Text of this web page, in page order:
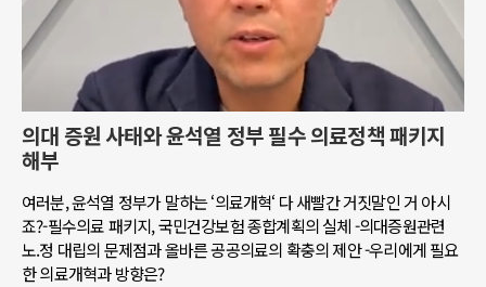
의대 증원 사태와 윤석열 정부 필수 의료정책 패키지
해부
여러분, 윤석열 정부가 말하는 ‘의료개혁‘ 다 새빨간 거짓말인 거 아시
죠?-필수의료 패키지, 국민건강보험 종합계획의 실체 -의대증원관련
노.정 대립의 문제점과 올바른 공공의료의 확충의 제안 -우리에게 필요
한 의료개혁과 방향은?